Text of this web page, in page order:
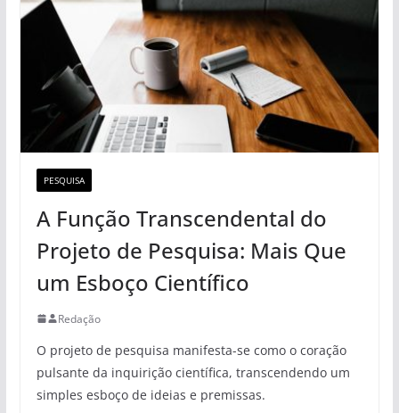
PESQUISA
A Função Transcendental do
Projeto de Pesquisa: Mais Que
um Esboço Científico
Redação
O projeto de pesquisa manifesta-se como o coração
pulsante da inquirição científica, transcendendo um
simples esboço de ideias e premissas.